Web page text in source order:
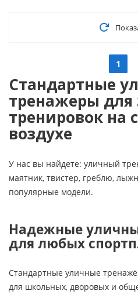
1
Стандартные
тренажеры
тренировок на
воздухе
У нас вы найдете: уличный
маятник, твистер, греблю,
популярные модели.
Надежные
для любых
Стандартные уличные
для школьных, дворовых и